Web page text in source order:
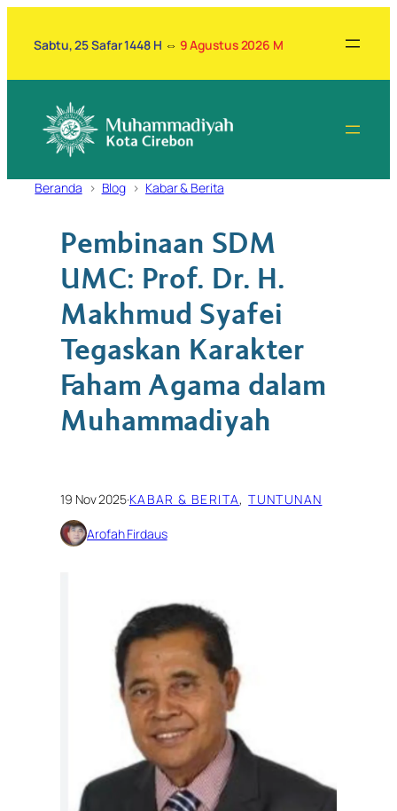
Sabtu, 25 Safar 1448 H ⇔ 9 Agustus 2026 M
Beranda Blog Kabar & Berita
Pembinaan SDM
UMC: Prof. Dr. H.
Makhmud Syafei
Tegaskan Karakter
Faham Agama dalam
Muhammadiyah
19 Nov 2025·KABAR & BERITA, TUNTUNAN
Arofah Firdaus